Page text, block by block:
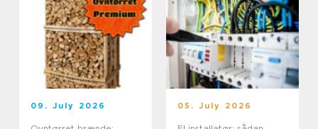
09. July 2026 05. July 2026